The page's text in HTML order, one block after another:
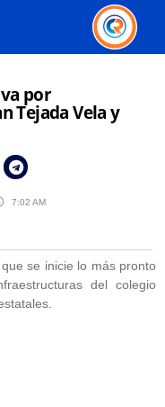
por
Tejada Vela y
7:02 AM
se inicie lo más pronto
del colegio